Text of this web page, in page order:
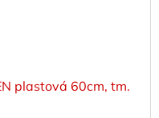
plastová 60cm, tm.